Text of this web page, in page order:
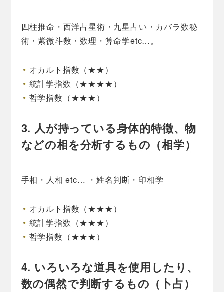
四柱推命・西洋占星術・九星占い・カバラ数秘
術・紫微斗数・数理・算命学etc…。
オカルト指数（★★）
統計学指数（★★★★）
哲学指数（★★★）
3. 人が持っている身体的特徴、物
などの相を分析するもの（相学）
手相・人相 etc… ・姓名判断・印相学
オカルト指数（★★★）
統計学指数（★★★）
哲学指数（★★★）
4. いろいろな道具を使用したり、
数の偶然で判断するもの（卜占）